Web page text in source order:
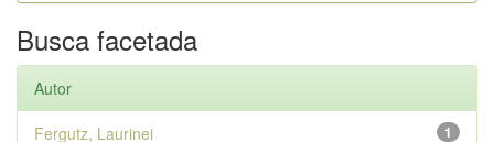
Busca facetada
Autor
1
Fergutz, Laurinei